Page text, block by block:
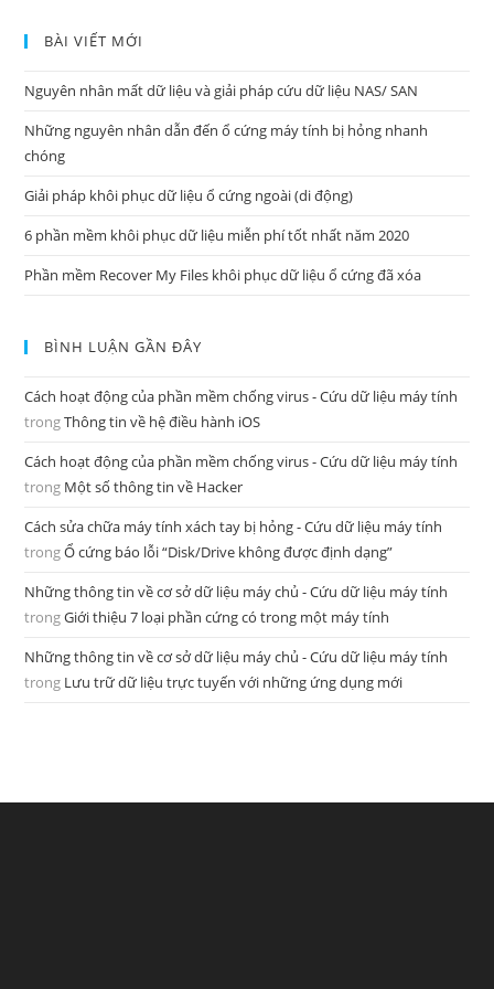
BÀI VIẾT MỚI
Nguyên nhân mất dữ liệu và giải pháp cứu dữ liệu NAS/ SAN
Những nguyên nhân dẫn đến ổ cứng máy tính bị hỏng nhanh
chóng
Giải pháp khôi phục dữ liệu ổ cứng ngoài (di động)
6 phần mềm khôi phục dữ liệu miễn phí tốt nhất năm 2020
Phần mềm Recover My Files khôi phục dữ liệu ổ cứng đã xóa
BÌNH LUẬN GẦN ĐÂY
Cách hoạt động của phần mềm chống virus - Cứu dữ liệu máy tính
trongThông tin về hệ điều hành iOS
Cách hoạt động của phần mềm chống virus - Cứu dữ liệu máy tính
trong Một số thông tin về Hacker
Cách sửa chữa máy tính xách tay bị hỏng - Cứu dữ liệu máy tính
trongỔ cứng báo lỗi “Disk/Drive không được định dạng”
Những thông tin về cơ sở dữ liệu máy chủ - Cứu dữ liệu máy tính
trongGiới thiệu 7 loại phần cứng có trong một máy tính
Những thông tin về cơ sở dữ liệu máy chủ - Cứu dữ liệu máy tính
trong Lưu trữ dữ liệu trực tuyến với những ứng dụng mới